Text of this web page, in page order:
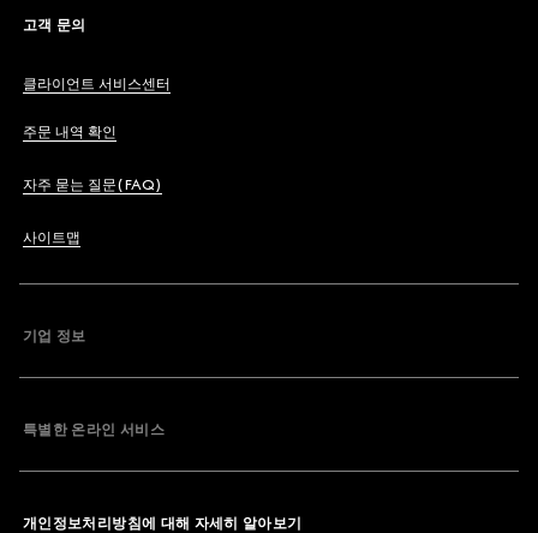
고객 문의
클라이언트 서비스센터
주문 내역 확인
자주 묻는 질문(FAQ)
사이트맵
기업 정보
특별한 온라인 서비스
개인정보처리방침에 대해 자세히 알아보기